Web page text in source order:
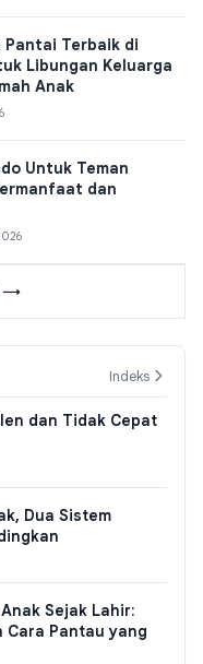
Terbaik di
Libungan Keluarga
Anak
Untuk Teman
dan
→
Indeks
dan Tidak Cepat
Dua Sistem
Sejak Lahir:
Cara Pantau yang